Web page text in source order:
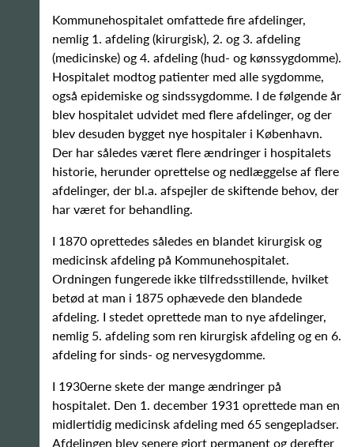
Kommunehospitalet omfattede fire afdelinger,
nemlig 1. afdeling (kirurgisk), 2. og 3. afdeling
(medicinske) og 4. afdeling (hud- og kønssygdomme).
Hospitalet modtog patienter med alle sygdomme,
også epidemiske og sindssygdomme. I de følgende år
blev hospitalet udvidet med flere afdelinger, og der
blev desuden bygget nye hospitaler i København.
Der har således været flere ændringer i hospitalets
historie, herunder oprettelse og nedlæggelse af flere
afdelinger, der bl.a. afspejler de skiftende behov, der
har været for behandling.
I 1870 oprettedes således en blandet kirurgisk og
medicinsk afdeling på Kommunehospitalet.
Ordningen fungerede ikke tilfredsstillende, hvilket
betød at man i 1875 ophævede den blandede
afdeling. I stedet oprettede man to nye afdelinger,
nemlig 5. afdeling som ren kirurgisk afdeling og en 6.
afdeling for sinds- og nervesygdomme.
I 1930erne skete der mange ændringer på
hospitalet. Den 1. december 1931 oprettede man en
midlertidig medicinsk afdeling med 65 sengepladser.
Afdelingen blev senere gjort permanent og derefter